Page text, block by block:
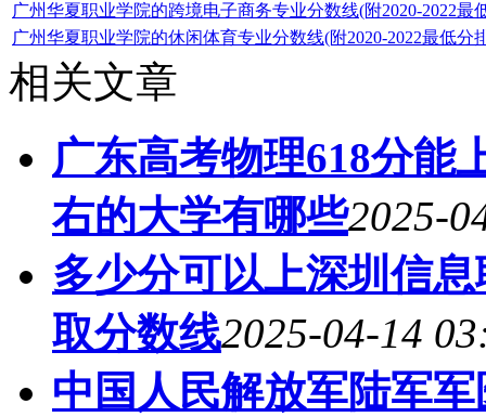
广州华夏职业学院的跨境电子商务专业分数线(附2020-2022最
广州华夏职业学院的休闲体育专业分数线(附2020-2022最低分
相关文章
广东高考物理618分能
右的大学有哪些2025-
多少分可以上深圳信
取分数线2025-04-14
中国人民解放军陆军